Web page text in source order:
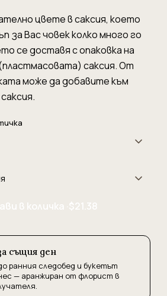
цвете в саксия, което
за Вас човек колко много го
се доставя с опаковка на
саксия. От
може да добавите към
в количка · $21.38
същия ден
ранния следобед и букетът
— аранжиран от флорист в